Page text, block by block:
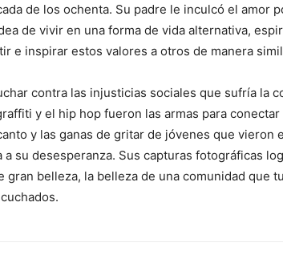
de los ochenta. Su padre le inculcó el amor
de vivir en una forma de vida alternativa,
e inspirar estos valores a otros de manera
contra las injusticias sociales que sufría la
y el hip hop fueron las armas para
y las ganas de gritar de jóvenes que vieron
su desesperanza. Sus capturas fotográficas
belleza, la belleza de una comunidad que